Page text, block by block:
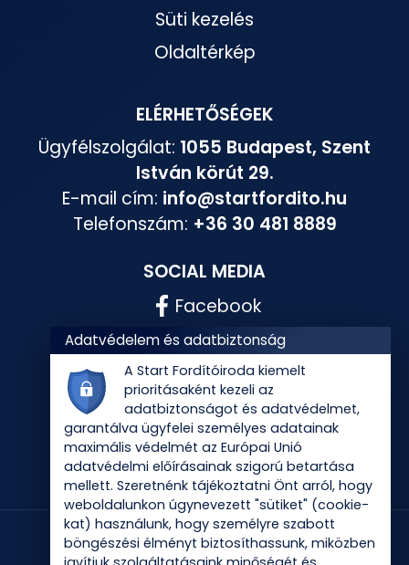
Adatvédelem és adatbiztonság
A Start Fordítóiroda kiemelt
prioritásaként kezeli az
adatbiztonságot és adatvédelmet,
garantálva ügyfelei személyes adatainak
maximális védelmét az Európai Unió
adatvédelmi előírásainak szigorú betartása
mellett. Szeretnénk tájékoztatni Önt arról, hogy
weboldalunkon úgynevezett "sütiket" (cookie-
kat) használunk, hogy személyre szabott
böngészési élményt biztosíthassunk, miközben
Süti kezelés
Oldaltérkép
ELÉRHETŐSÉGEK
Ügyfélszolgálat: 1055 Budapest, Szent
István körút 29.
E-mail cím: info@startfordito.hu
Telefonszám: +36 30 481 8889
SOCIAL MEDIA
Facebook
Instagram